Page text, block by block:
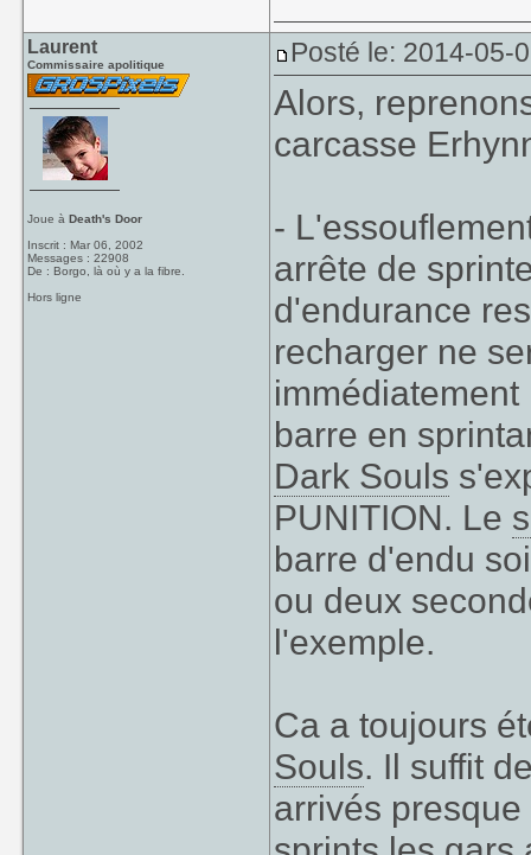
Laurent
Commissaire apolitique
Joue àDeath's Door
Inscrit : Mar 06, 2002
Messages : 22908
De : Borgo, là où y a la fibre.
Hors ligne
Posté le: 2014-05-
Alors,
carcasse
-
arrête de
d'endurance
recharger ne
barre en
Dark Souls
PUNITION. Le
barre d'endu
ou deux
l'exemple.
Ca a toujours
Souls. Il suffit
arrivés